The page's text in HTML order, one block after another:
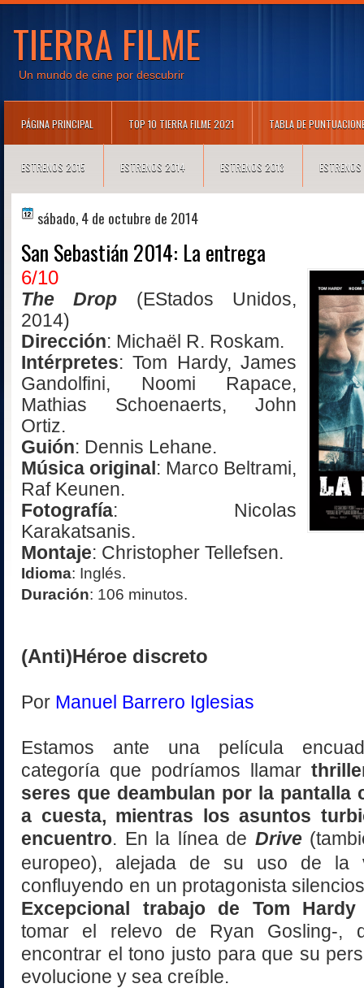
TIERRA FILME
Un mundo de cine por descubrir
PÁGINA PRINCIPAL TOP 10 TIERRA FILME 2021 TABLA DE
ESTRENOS 2015 ESTRENOS 2014 ESTRENOS 2013
sábado, 4 de octubre de 2014
San Sebastián 2014: La entrega
6/10
The Drop (EStados Unidos,
2014)
Dirección: Michaël R. Roskam.
Intérpretes: Tom Hardy, James
Gandolfini, Noomi Rapace,
Mathias Schoenaerts, John
Ortiz.
Guión: Dennis Lehane.
Música original: Marco Beltrami,
Raf Keunen.
Fotografía: Nicolas
Karakatsanis.
Montaje: Christopher Tellefsen.
Idioma: Inglés.
Duración: 106 minutos.
(Anti)Héroe discreto
Por Manuel Barrero Iglesias
Estamos ante una película
categoría que podríamos llamar
seres que deambulan por la pantalla
a cuesta, mientras los asuntos
encuentro. En la línea de Drive
europeo), alejada de su uso de la
confluyendo en un protagonista
Excepcional trabajo de Tom Hardy
tomar el relevo de Ryan Gosling-,
encontrar el tono justo para que su
evolucione y sea creíble.